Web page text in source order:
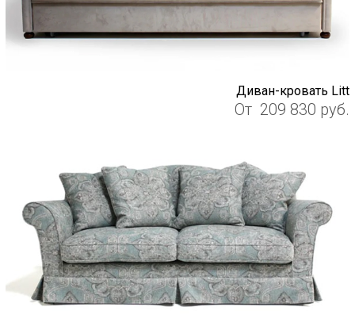
Диван-кровать Litt
От 209 830 руб.